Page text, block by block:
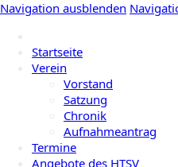
Navigation ausblenden
Startseite
Verein
Vorstand
Satzung
Chronik
Aufnahmeantrag
Termine
Angebote des HTSV